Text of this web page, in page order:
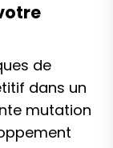
de
dans un
mutation